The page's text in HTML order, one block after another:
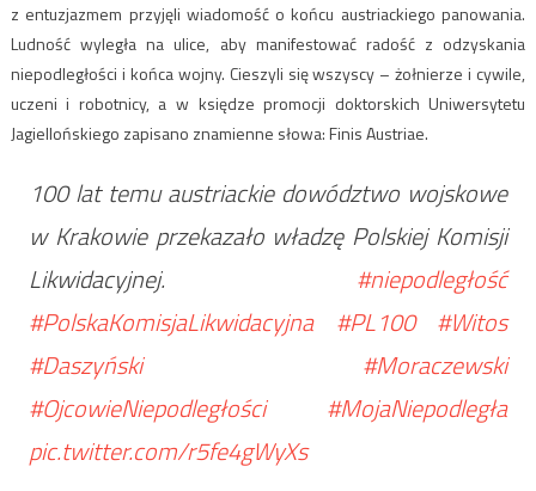
z entuzjazmem przyjęli wiadomość o końcu austriackiego panowania.
Ludność wyległa na ulice, aby manifestować radość z odzyskania
niepodległości i końca wojny. Cieszyli się wszyscy – żołnierze i cywile,
uczeni i robotnicy, a w księdze promocji doktorskich Uniwersytetu
Jagiellońskiego zapisano znamienne słowa: Finis Austriae.
100 lat temu austriackie dowództwo wojskowe
w Krakowie przekazało władzę Polskiej Komisji
Likwidacyjnej. #niepodległość
#PolskaKomisjaLikwidacyjna
#PL100
#Witos
#Daszyński
#Moraczewski
#OjcowieNiepodległości
#MojaNiepodległa
pic.twitter.com/r5fe4gWyXs